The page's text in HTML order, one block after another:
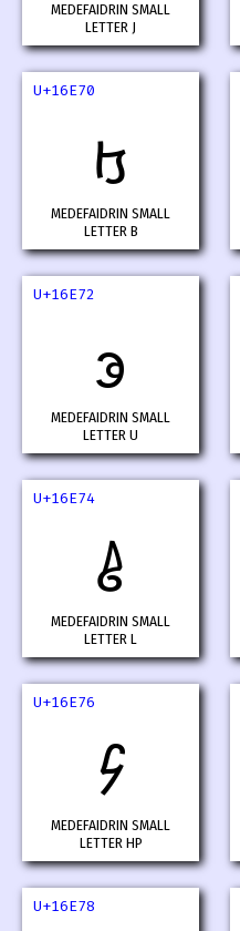
MEDEFAIDRIN SMALL
LETTER J
U+16E70
𖹰
MEDEFAIDRIN SMALL
LETTER B
U+16E72
𖹲
MEDEFAIDRIN SMALL
LETTER U
U+16E74
𖹴
MEDEFAIDRIN SMALL
LETTER L
U+16E76
𖹶
MEDEFAIDRIN SMALL
LETTER HP
U+16E78